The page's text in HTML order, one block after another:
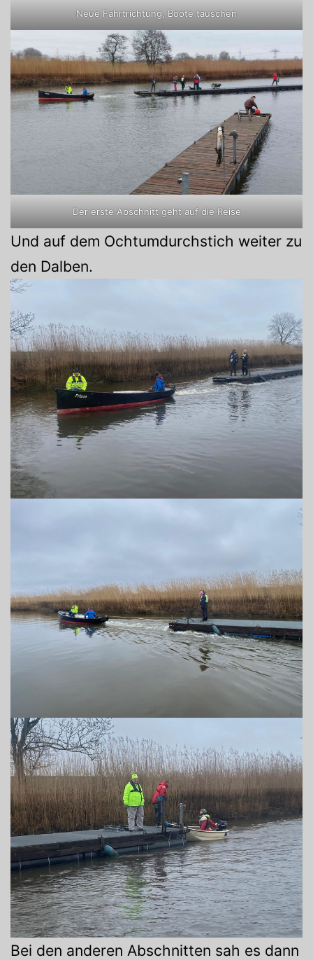
Neue Fahrtrichtung, Boote tauschen
Der erste Abschnitt geht auf die Reise
Und auf dem Ochtumdurchstich weiter zu
den Dalben.
Bei den anderen Abschnitten sah es dann